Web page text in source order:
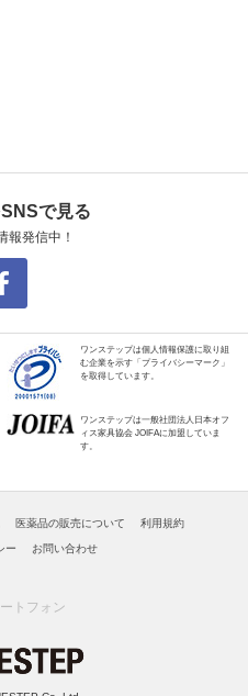
で見る
報発信中！
ワンステップは個人情報保護に取り組
む企業を示す「プライバシーマーク」
を取得しています。
ワンステップは一般社団法人日本オフ
ィス家具協会 JOIFAに加盟していま
す。
医薬品の販売について 利用規約
ー お問い合わせ
トフォン